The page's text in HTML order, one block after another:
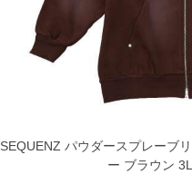
SEQUENZ パウダースプレーブ
ー ブラウン